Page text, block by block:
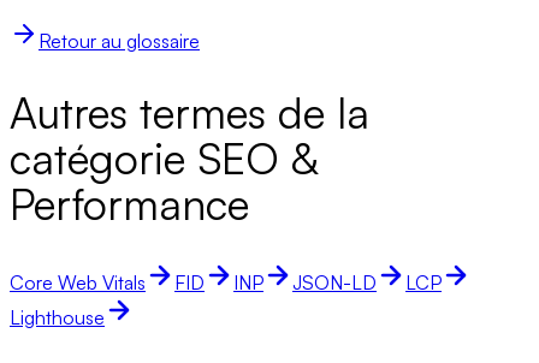
Retour au glossaire
Autres termes de la
catégorie SEO &
Performance
Core Web Vitals FID INP JSON-LD
LCP
Lighthouse